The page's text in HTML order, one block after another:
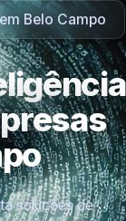
Belo Campo
soluções de